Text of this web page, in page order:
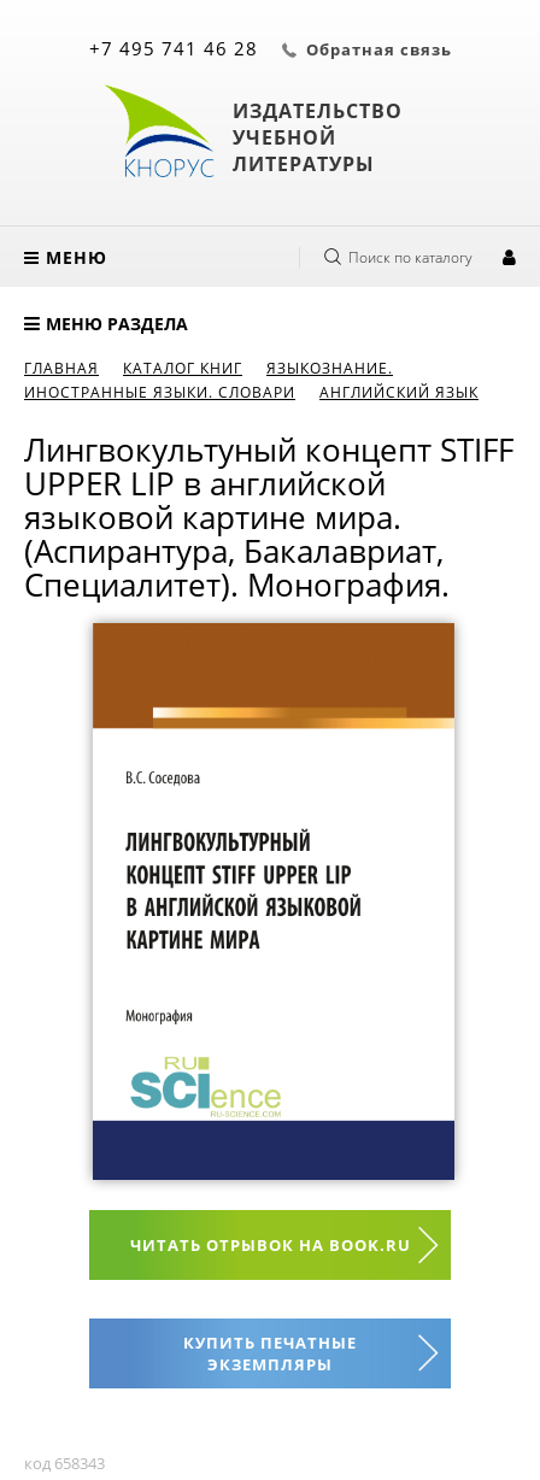
ИЗДАТЕЛЬСТВО
УЧЕБНОЙ
ЛИТЕРАТУРЫ
+7 495 741 46 28 Обратная связь
МЕНЮ Поиск по каталогу
МЕНЮ РАЗДЕЛА
ГЛАВНАЯ КАТАЛОГ КНИГ
ЯЗЫКОЗНАНИЕ.
ИНОСТРАННЫЕ ЯЗЫКИ. СЛОВАРИ
АНГЛИЙСКИЙ ЯЗЫК
Лингвокультуный концепт STIFF
UPPER LIP в английской
языковой картине мира.
(Аспирантура, Бакалавриат,
Специалитет). Монография.
ЧИТАТЬ ОТРЫВОК НА BOOK.RU
КУПИТЬ ПЕЧАТНЫЕ
ЭКЗЕМПЛЯРЫ
код 658343